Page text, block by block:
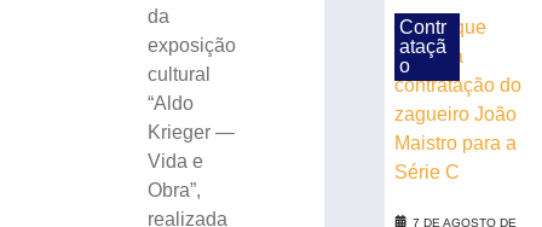
da
exposição
cultural
“Aldo
Krieger —
Vida e
Obra”,
realizada
Livre
Schlosser
horário
especial
neste
sábado
Contr
ataçã
o
7 DE AGOSTO DE